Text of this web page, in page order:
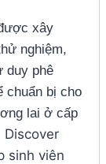
xây
nghiệm,
duy phê
chuẩn bị cho
lai ở cấp
Discover
sinh viên